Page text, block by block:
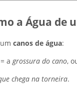
a Água de
canos de água:
= agrossura do cano,
chega na torneira.